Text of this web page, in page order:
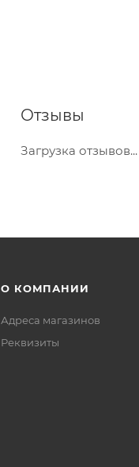
Отзывы
Загрузка отзывов...
О КОМПАНИИ
Адреса магазинов
Реквизиты